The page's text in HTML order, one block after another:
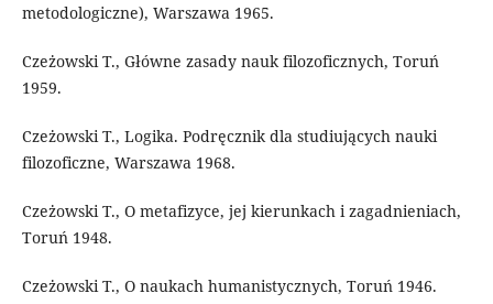
metodologiczne), Warszawa 1965.
Czeżowski T., Główne zasady nauk filozoficznych, Toruń
1959.
Czeżowski T., Logika. Podręcznik dla studiujących nauki
filozoficzne, Warszawa 1968.
Czeżowski T., O metafizyce, jej kierunkach i zagadnieniach,
Toruń 1948.
Czeżowski T., O naukach humanistycznych, Toruń 1946.